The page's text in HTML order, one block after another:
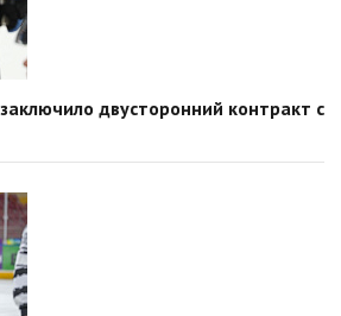
двусторонний контракт с